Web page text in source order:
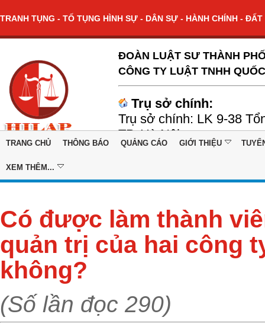
TRANH TỤNG - TỐ TỤNG HÌNH SỰ - DÂN SỰ - HÀNH CHÍNH -
ĐOÀN LUẬT SƯ THÀNH
CÔNG TY LUẬT TNHH
Trụ sở chính:
Trụ sở chính: LK 9-38
TP. Hà Nội
TRANG CHỦ THÔNG BÁO QUẢNG CÁO GIỚI THIỆU
XEM THÊM...
Có được làm thành
quản trị của hai công
không?
(Số lần đọc 290)